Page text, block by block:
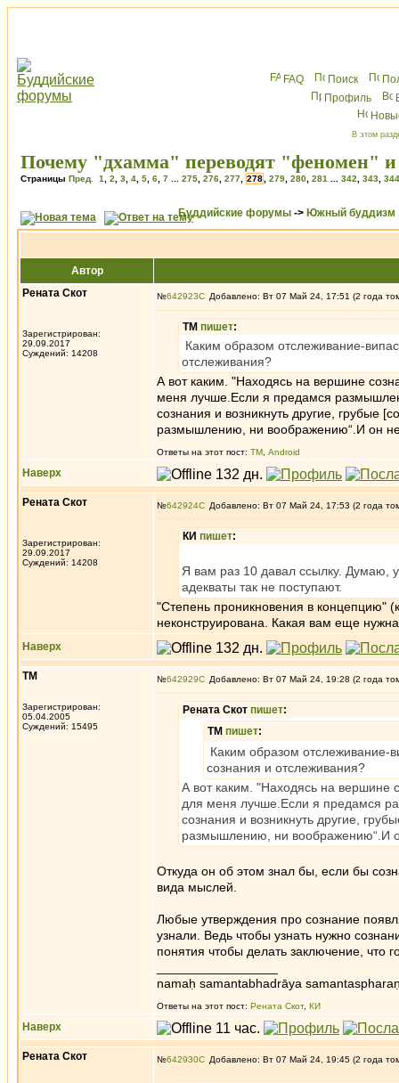
FAQ Поиск
Профиль
В этом
Почему "дхамма" переводят "феномен" и
Страницы Пред. 1 2 3 4 5 6 7 275 276 277 278 279 280 281 342 343 344
Буддийские форумы -> Южный буддизм
Автор
Рената Скот
Зарегистрирован:
29.09.2017
Суждений: 14208
№642923 Добавлено: Вт 07 Май 24, 17:51 (2 года
ТМ пишет:
Каким образом отслеживание-
отслеживания?
А вот каким. "Находясь на вершине
меня лучше.Если я предамся
сознания и возникнуть другие, грубые
размышлению, ни воображению“.И он
Ответы на этот пост: ТМ Android
Наверх
Рената Скот
Зарегистрирован:
29.09.2017
Суждений: 14208
№642924 Добавлено: Вт 07 Май 24, 17:53 (2 года
КИ пишет:
Я вам раз 10 давал ссылку. Думаю,
адекваты так не поступают.
"Степень проникновения в концепцию"
неконструирована. Какая вам еще
Наверх
ТМ
Зарегистрирован:
05.04.2005
Суждений: 15495
№642929 Добавлено: Вт 07 Май 24, 19:28 (2 года
Рената Скот пишет:
ТМ пишет:
Каким образом отслеживание-
сознания и отслеживания?
А вот каким. "Находясь на вершине
для меня лучше.Если я предамся
сознания и возникнуть другие,
размышлению, ни воображению“.И
Откуда он об этом знал бы, если бы
вида мыслей.
Любые утверждения про сознание
узнали. Ведь чтобы узнать нужно
понятия чтобы делать заключение, что
namaḥ samantabhadrāya
Ответы на этот пост: Рената Скот, КИ
Наверх
Рената Скот №642930 Добавлено: Вт 07 Май 24, 19:45 (2 года